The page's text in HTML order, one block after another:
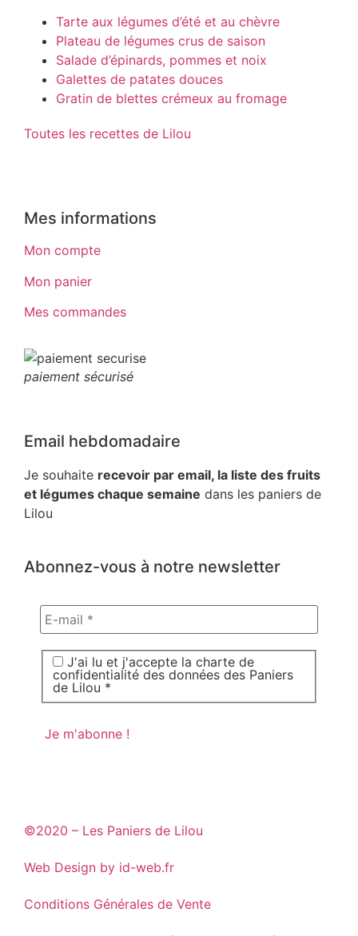
Tarte aux légumes d’été et au chèvre
Plateau de légumes crus de saison
Salade d’épinards, pommes et noix
Galettes de patates douces
Gratin de blettes crémeux au fromage
Toutes les recettes de Lilou
Mes informations
Mon compte
Mon panier
Mes commandes
paiement sécurisé
Email hebdomadaire
Je souhaite recevoir par email, la liste des fruits
et légumes chaque semaine dans les paniers de
Lilou
Abonnez-vous à notre newsletter
J'ai lu et j'accepte la charte de
confidentialité des données des Paniers
de Lilou *
©2020 – Les Paniers de Lilou
Web Design by id-web.fr
Conditions Générales de Vente